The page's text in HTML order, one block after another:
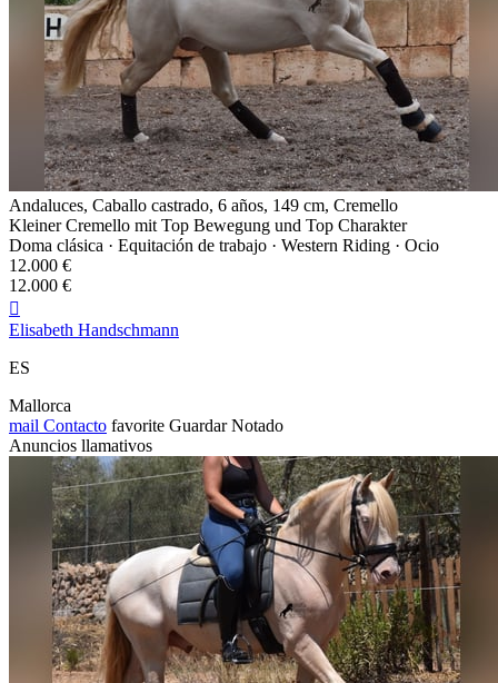
Andaluces, Caballo castrado, 6 años, 149 cm, Cremello
Kleiner Cremello mit Top Bewegung und Top Charakter
Doma clásica · Equitación de trabajo · Western Riding · Ocio
12.000 €
12.000 €

Elisabeth Handschmann
ES
Mallorca
mail Contacto favorite Guardar Notado
Anuncios llamativos